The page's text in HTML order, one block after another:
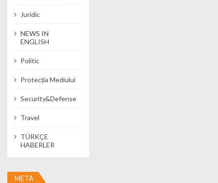
Juridic
NEWS IN
ENGLISH
Politic
Protecția Mediului
Security&Defense
Travel
TÜRKÇE
HABERLER
META